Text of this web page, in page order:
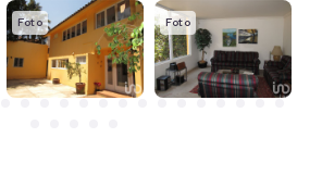
Foto Foto